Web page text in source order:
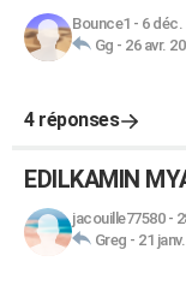
Bounce1 - 6 déc.
Gg - 26 avr.
4 réponses
EDILKAMIN
jacouille77580-
Greg - 21